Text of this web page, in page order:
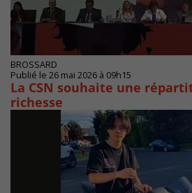
BROSSARD
Publié le 26 mai 2026 à 09h15
La CSN souhaite une
richesse